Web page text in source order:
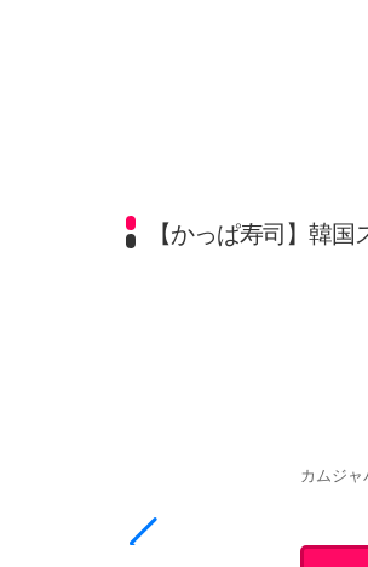
【かっぱ寿司】韓
カムジャ